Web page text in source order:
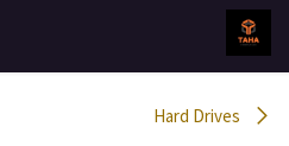
تخطي للذهاب إلى المحتوى